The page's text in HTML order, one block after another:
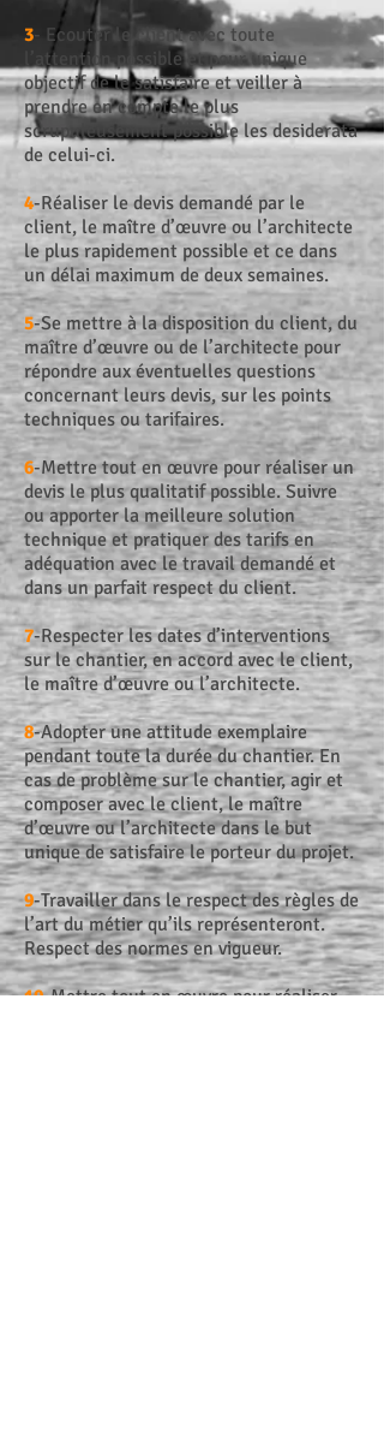
3- Ecouter le client avec toute
l’attention possible et pour unique
objectif de le satisfaire et veiller à
prendre en compte le plus
scrupuleusement possible les desiderata
de celui-ci.
4-Réaliser le devis demandé par le
client, le maître d’œuvre ou l’architecte
le plus rapidement possible et ce dans
un délai maximum de deux semaines.
5-Se mettre à la disposition du client, du
maître d’œuvre ou de l’architecte pour
répondre aux éventuelles questions
concernant leurs devis, sur les points
techniques ou tarifaires.
6-Mettre tout en œuvre pour réaliser un
devis le plus qualitatif possible. Suivre
ou apporter la meilleure solution
technique et pratiquer des tarifs en
adéquation avec le travail demandé et
dans un parfait respect du client.
7-Respecter les dates d’interventions
sur le chantier, en accord avec le client,
le maître d’œuvre ou l’architecte.
8-Adopter une attitude exemplaire
pendant toute la durée du chantier. En
cas de problème sur le chantier, agir et
composer avec le client, le maître
d’œuvre ou l’architecte dans le but
unique de satisfaire le porteur du projet.
9-Travailler dans le respect des règles de
l’art du métier qu’ils représenteront.
Respect des normes en vigueur.
10-Mettre tout en œuvre pour réaliser